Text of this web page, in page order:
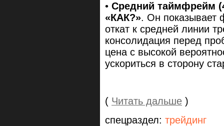
• Средний таймфрейм
«КАК?». Он показывает
откат к средней линии
консолидация перед
цена с высокой
ускориться в сторону
( Читать дальше )
спецраздел: трейдинг